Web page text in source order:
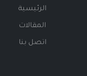
الرئيسية
المقالات
اتصل بنا